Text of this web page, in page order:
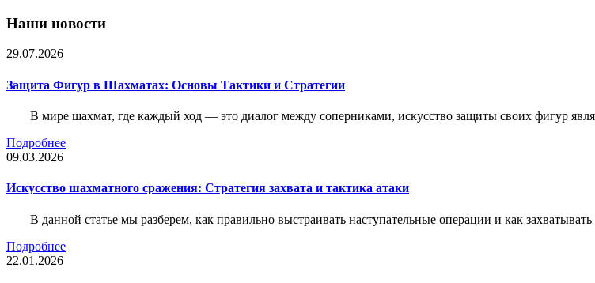
Наши новости
29.07.2026
Защита Фигур в Шахматах: Основы Тактики и Стратегии
В мире шахмат, где каждый ход — это диалог между соперниками, искусство защиты своих фигур
Подробнее
09.03.2026
Искусство шахматного сражения: Стратегия захвата и тактика атаки
В данной статье мы разберем, как правильно выстраивать наступательные операции и как
Подробнее
22.01.2026